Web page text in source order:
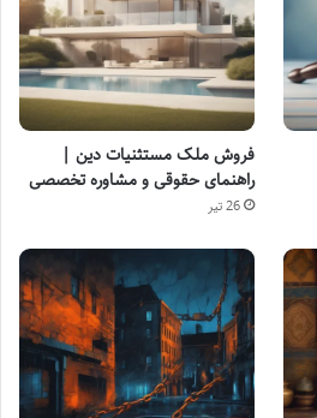
فروش ملک مستثنیات دین |
راهنمای حقوقی و مشاوره تخصصی
26 تیر